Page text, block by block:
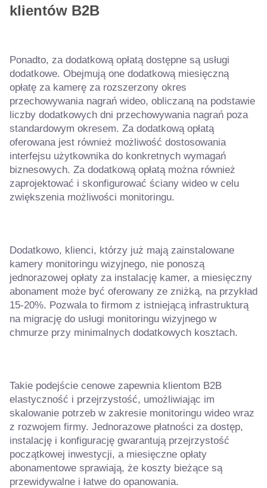
klientów B2B
Ponadto, za dodatkową opłatą dostępne są usługi
dodatkowe. Obejmują one dodatkową miesięczną
opłatę za kamerę za rozszerzony okres
przechowywania nagrań wideo, obliczaną na podstawie
liczby dodatkowych dni przechowywania nagrań poza
standardowym okresem. Za dodatkową opłatą
oferowana jest również możliwość dostosowania
interfejsu użytkownika do konkretnych wymagań
biznesowych. Za dodatkową opłatą można również
zaprojektować i skonfigurować ściany wideo w celu
zwiększenia możliwości monitoringu.
Dodatkowo, klienci, którzy już mają zainstalowane
kamery monitoringu wizyjnego, nie ponoszą
jednorazowej opłaty za instalację kamer, a miesięczny
abonament może być oferowany ze zniżką, na przykład
15-20%. Pozwala to firmom z istniejącą infrastrukturą
na migrację do usługi monitoringu wizyjnego w
chmurze przy minimalnych dodatkowych kosztach.
Takie podejście cenowe zapewnia klientom B2B
elastyczność i przejrzystość, umożliwiając im
skalowanie potrzeb w zakresie monitoringu wideo wraz
z rozwojem firmy. Jednorazowe płatności za dostęp,
instalację i konfigurację gwarantują przejrzystość
początkowej inwestycji, a miesięczne opłaty
abonamentowe sprawiają, że koszty bieżące są
przewidywalne i łatwe do opanowania.